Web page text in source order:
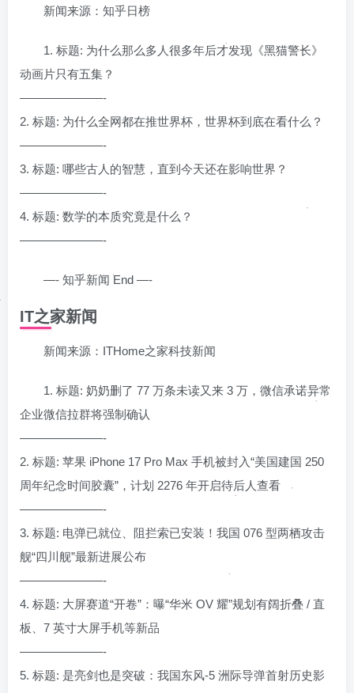
新闻来源：知乎日榜
1. 标题: 为什么那么多人很多年后才发现《黑猫警长》
动画片只有五集？
———————-
2. 标题: 为什么全网都在推世界杯，世界杯到底在看什么？
———————-
3. 标题: 哪些古人的智慧，直到今天还在影响世界？
———————-
4. 标题: 数学的本质究竟是什么？
———————-
—- 知乎新闻 End —-
IT之家新闻
新闻来源：ITHome之家科技新闻
1. 标题: 奶奶删了 77 万条未读又来 3 万，微信承诺异常
企业微信拉群将强制确认
———————-
2. 标题: 苹果 iPhone 17 Pro Max 手机被封入“美国建国 250
周年纪念时间胶囊”，计划 2276 年开启待后人查看
———————-
3. 标题: 电弹已就位、阻拦索已安装！我国 076 型两栖攻击
舰“四川舰”最新进展公布
———————-
4. 标题: 大屏赛道“开卷”：曝“华米 OV 耀”规划有阔折叠 / 直
板、7 英寸大屏手机等新品
———————-
5. 标题: 是亮剑也是突破：我国东风-5 洲际导弹首射历史影